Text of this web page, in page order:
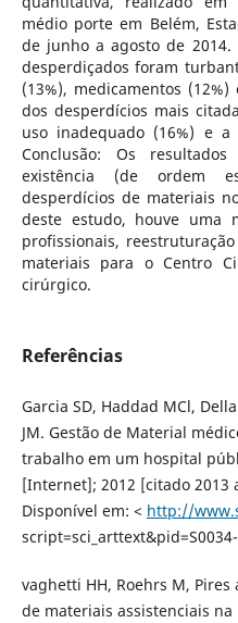
médio porte em Belém,
de junho a agosto de 2014.
desperdiçados foram
(13%), medicamentos
dos desperdícios mais
uso inadequado (16%) e
Conclusão: Os
existência (de ordem
desperdícios de materiais
deste estudo, houve uma
profissionais,
materiais para o Centro
cirúrgico.
Referências
Garcia SD, Haddad MCl,
JM. Gestão de Material
trabalho em um hospital
[Internet]; 2012 [citado 2013
Disponível em: < http://
vaghetti HH, Roehrs M, Pires
de materiais assistenciais